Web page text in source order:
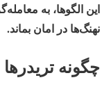
این الگوها، به
نهنگ‌ها در امان بماند.
چگونه